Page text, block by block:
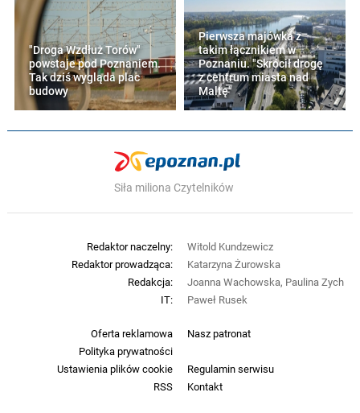
"Droga Wzdłuż Torów"
powstaje pod Poznaniem.
Tak dziś wygląda plac
budowy
Pierwsza majówka z
takim łącznikiem w
Poznaniu. "Skrócił drogę
z centrum miasta nad
Maltę"
Siła miliona Czytelników
Oferta reklamowa
Nasz patronat
Polityka prywatności
Ustawienia plików cookie
Regulamin serwisu
RSS
Kontakt
Redaktor naczelny:
Witold Kundzewicz
Redaktor prowadząca:
Katarzyna Żurowska
Redakcja:
Joanna Wachowska, Paulina Zych
IT:
Paweł Rusek